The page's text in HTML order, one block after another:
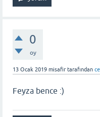
0
oy
13 Ocak 2019 misafir tarafından
Feyza bence :)